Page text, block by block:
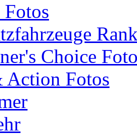
Fotos
Choice
Fotos